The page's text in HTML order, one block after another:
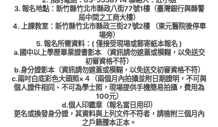
3. 報名地點：新竹縣竹北市縣政八街77號1樓（臺灣銀行與縣警
局中間之工商大樓）
4. 上課教室：新竹縣竹北市縣政三街27號2樓 （東元醫院後停車
場旁）
5. 報名所需資料：( 僅接受現場或郵寄紙本報名 )
a.國中以上學歷畢業證書影本 （資訊請勿遮蓋或模糊，以免送交
初審資格不符）
b.身分證影本（資訊請勿遮蓋或模糊，以免送交初審資格不符）
c.兩吋白底彩色大頭照×４（兩個月內拍攝並附日期證明，不可與
個人證件相同、不可為學士照，現場提供手機簡易拍攝，費用為
100元）
d.個人印鑑章（報名當日用印）
更名或換發身分證，其資料與上列文件不符者，請檢附三個月內
之戶籍謄本正本。